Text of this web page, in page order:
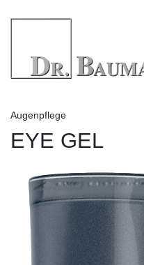
Augenpflege
EYE GEL